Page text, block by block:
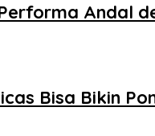
Andal
Bisa Bikin